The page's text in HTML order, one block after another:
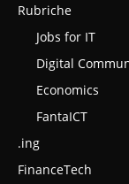
Rubriche
Jobs for IT
Digital
Economics
FantaICT
.ing
FinanceTech